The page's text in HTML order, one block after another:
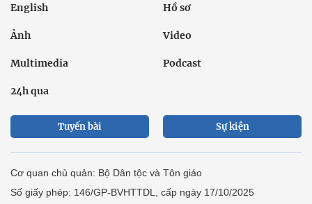
English Hồ sơ
Ảnh Video
Multimedia Podcast
24h qua
Tuyến bài Sự kiện
Cơ quan chủ quản: Bộ Dân tộc và Tôn giáo
Số giấy phép: 146/GP-BVHTTDL, cấp ngày 17/10/2025